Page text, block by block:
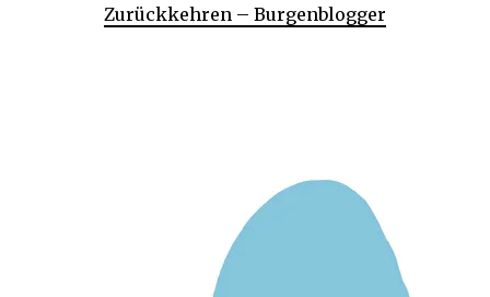
Zurückkehren – Burgenblogger